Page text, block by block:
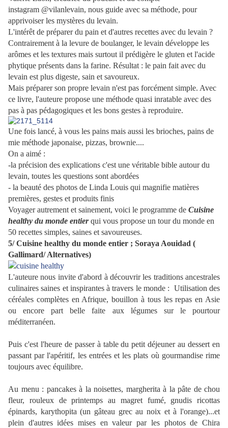
instagram @vilanlevain, nous guide avec sa méthode, pour
apprivoiser les mystères du levain.
L'intérêt de préparer du pain et d'autres recettes avec du levain ?
Contrairement à la levure de boulanger, le levain développe les
arômes et les textures mais surtout il prédigère le gluten et l'acide
phytique présents dans la farine. Résultat : le pain fait avec du
levain est plus digeste, sain et savoureux.
Mais préparer son propre levain n'est pas forcément simple. Avec
ce livre, l'auteure propose une méthode quasi inratable avec des
pas à pas pédagogiques et les bons gestes à reproduire.
Une fois lancé, à vous les pains mais aussi les brioches, pains de
mie méthode japonaise, pizzas, brownie....
On a aimé :
-la précision des explications c'est une véritable bible autour du
levain, toutes les questions sont abordées
- la beauté des photos de Linda Louis qui magnifie matières
premières, gestes et produits finis
Voyager autrement et sainement, voici le programme de Cuisine
healthy du monde entierqui vous propose un tour du monde en
50 recettes simples, saines et savoureuses.
5/ Cuisine healthy du monde entier ; Soraya Aouidad (
Gallimard/ Alternatives)
L'auteure nous invite d'abord à découvrir les traditions ancestrales
culinaires saines et inspirantes à travers le monde : Utilisation des
céréales complètes en Afrique, bouillon à tous les repas en Asie
ou encore part belle faite aux légumes sur le pourtour
méditerranéen.
Puis c'est l'heure de passer à table du petit déjeuner au dessert en
passant par l'apéritif, les entrées et les plats où gourmandise rime
toujours avec équilibre.
Au menu : pancakes à la noisettes, margherita à la pâte de chou
fleur, rouleux de printemps au magret fumé, gnudis ricottas
épinards, karythopita (un gâteau grec au noix et à l'orange)...et
plein d'autres idées mises en valeur par les photos de Chira